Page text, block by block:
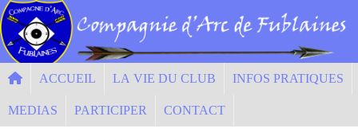
ACCUEIL LA VIE DU CLUB INFOS PRATIQUES
MEDIAS PARTICIPER CONTACT
Panneau de gestion des cookies